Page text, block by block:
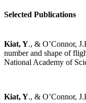
Selected Publications​
Kiat, Y., & O’Connor,
number and shape of flight feathers.‏ The
National Academy of
Kiat, Y., & O’Connor,